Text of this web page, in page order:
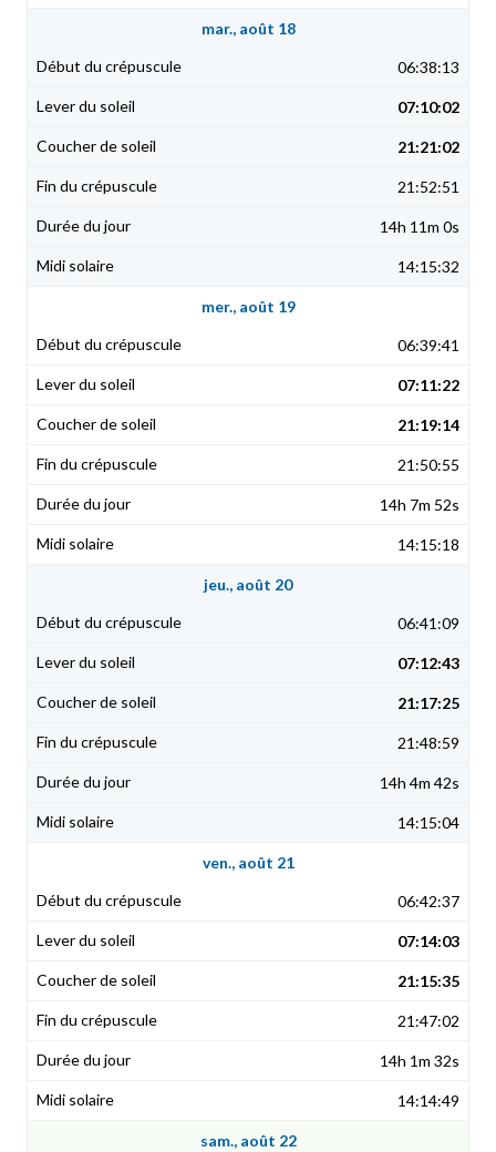
mar., août 18
06:38:13
07:10:02
21:21:02
21:52:51
14h 11m 0s
14:15:32
mer., août 19
06:39:41
07:11:22
21:19:14
21:50:55
14h 7m 52s
14:15:18
jeu., août 20
06:41:09
07:12:43
21:17:25
21:48:59
14h 4m 42s
14:15:04
ven., août 21
06:42:37
07:14:03
21:15:35
21:47:02
14h 1m 32s
14:14:49
sam., août 22